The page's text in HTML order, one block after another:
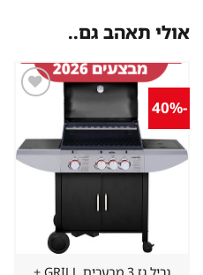
אולי תאהב גם..
במועדפים